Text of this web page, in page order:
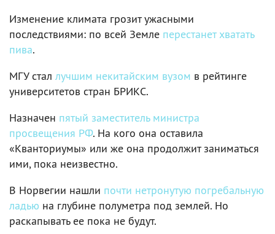
Изменение климата грозит ужасными
последствиями: по всей Земле перестанет хватать
пива.
МГУ стал лучшим некитайским вузом в рейтинге
университетов стран БРИКС.
Назначен пятый заместитель министра
просвещения РФ. На кого она оставила
«Кванториумы» или же она продолжит заниматься
ими, пока неизвестно.
В Норвегии нашли почти нетронутую погребальную
ладью на глубине полуметра под землей. Но
раскапывать ее пока не будут.